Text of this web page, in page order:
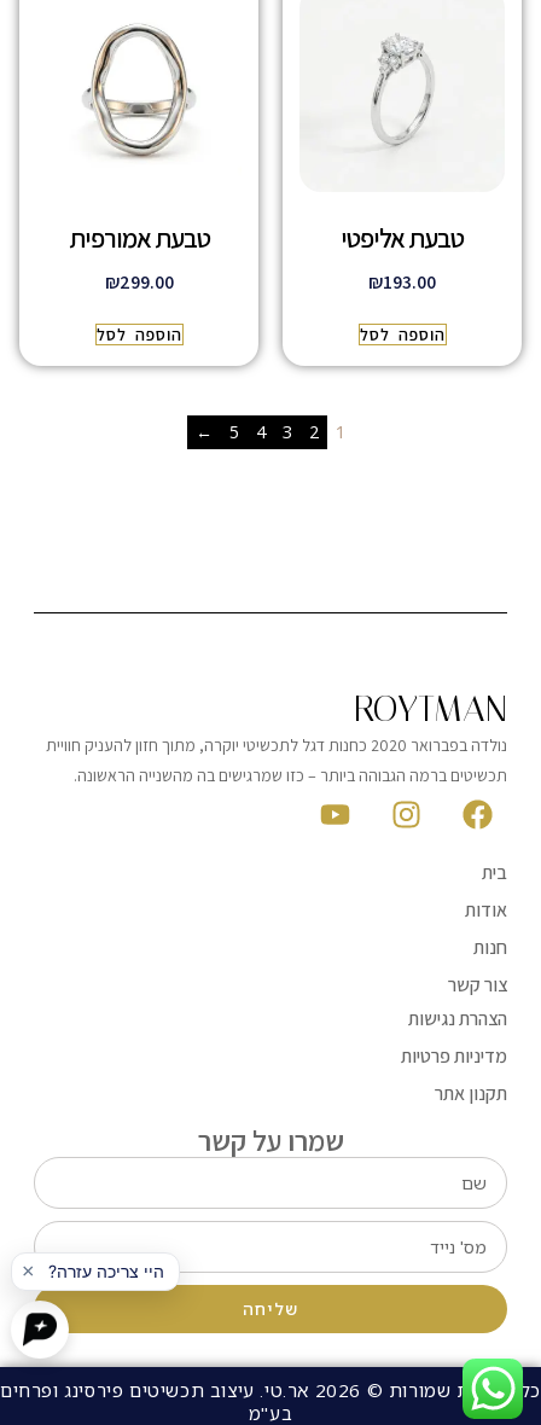
טבעת אליפטי
₪193.00
הוספה לסל
טבעת אמורפית
₪299.00
הוספה לסל
1
2
3
4
5
←
ROYTMAN
נולדה בפברואר 2020 כחנות דגל לתכשיטי יוקרה, מתוך חזון להעניק חוויית
תכשיטים ברמה הגבוהה ביותר – כזו שמרגישים בה מהשנייה הראשונה.
בית
אודות
חנות
צור קשר
הצהרת נגישות
מדיניות פרטיות
תקנון אתר
שמרו על קשר
שליחה
כל הזכויות שמורות © 2026 אר.טי. עיצוב תכשיטים פירסינג ופרחים
בע"מ